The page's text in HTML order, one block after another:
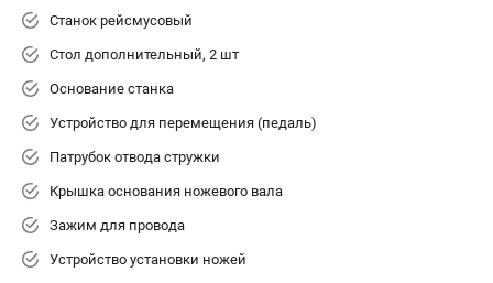
Станок рейсмусовый
Стол дополнительный, 2 шт
Основание станка
Устройство для перемещения (педаль)
Патрубок отвода стружки
Крышка основания ножевого вала
Зажим для провода
Устройство установки ножей